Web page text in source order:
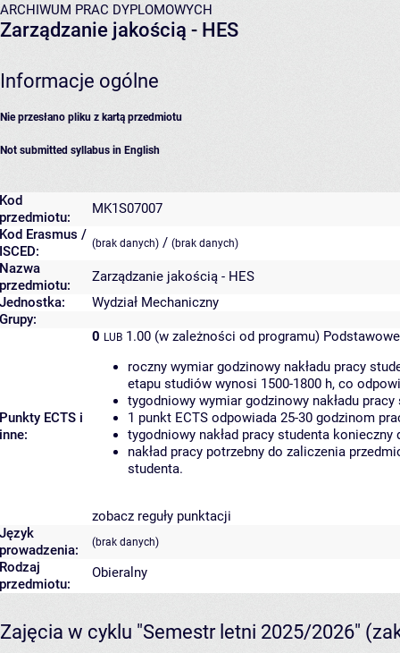
ARCHIWUM PRAC DYPLOMOWYCH
Zarządzanie jakością - HES
Informacje ogólne
Nie przesłano pliku z kartą przedmiotu
Not submitted syllabus in English
Kod
przedmiotu:
MK1S07007
Kod Erasmus /
ISCED:
(brak danych) / (brak danych)
Nazwa
przedmiotu:
Zarządzanie jakością - HES
Jednostka:
Wydział Mechaniczny
Grupy:
Punkty ECTS i
inne:
0 LUB 1.00 (w zależności od programu)
roczny wymiar godzinowy nakładu pracy
etapu studiów wynosi 1500-1800 h, co
tygodniowy wymiar godzinowy nakładu
1 punkt ECTS odpowiada 25-30 godzinom
tygodniowy nakład pracy studenta
nakład pracy potrzebny do zaliczenia
studenta.
zobacz reguły punktacji
Język
prowadzenia:
(brak danych)
Rodzaj
przedmiotu:
Obieralny
Zajęcia w cyklu "Semestr letni 2025/2026"